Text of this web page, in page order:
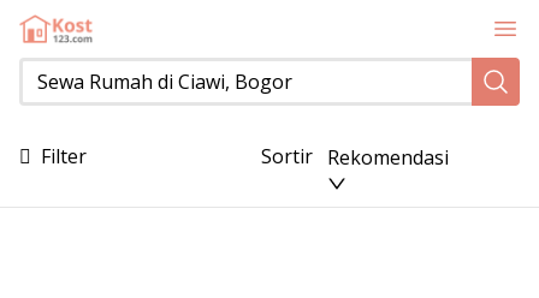
Sewa Rumah di Ciawi, Bogor
Filter Sortir Rekomendasi